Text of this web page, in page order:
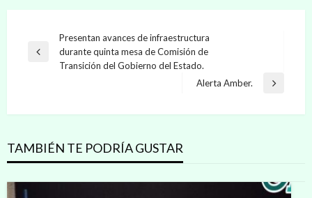
Navegación
de
Entrada
Presentan avances de infraestructura
durante quinta mesa de Comisión de
Transición del Gobierno del Estado.
Entrada
Alerta Amber.
TAMBIÉN TE PODRÍA GUSTAR